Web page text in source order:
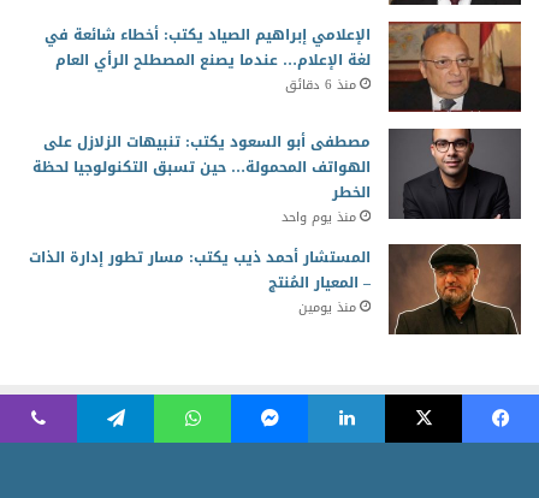
الإعلامي إبراهيم الصياد يكتب: أخطاء شائعة في
لغة الإعلام… عندما يصنع المصطلح الرأي العام
منذ 6 دقائق
مصطفى أبو السعود يكتب: تنبيهات الزلازل على
الهواتف المحمولة… حين تسبق التكنولوجيا لحظة
الخطر
منذ يوم واحد
المستشار أحمد ذيب يكتب: مسار تطور إدارة الذات
– المعيار المُنتج
منذ يومين
2026 جميع الحقوق محفوظة للمجلس العربي للمسئولية المجتمعية